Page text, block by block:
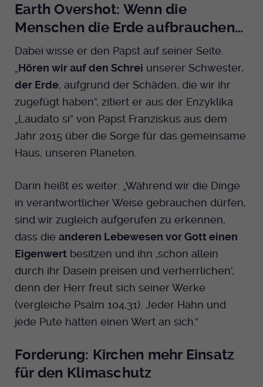
Earth Overshot: Wenn die
Menschen die Erde aufbrauchen…
Dabei wisse er den Papst auf seiner Seite.
„Hören wir auf den Schrei unserer Schwester,
der Erde, aufgrund der Schäden, die wir ihr
zugefügt haben“, zitiert er aus der Enzyklika
„Laudato si“ von Papst Franziskus aus dem
Jahr 2015 über die Sorge für das gemeinsame
Haus, unseren Planeten.
Darin heißt es weiter: „Während wir die Dinge
in verantwortlicher Weise gebrauchen dürfen,
sind wir zugleich aufgerufen zu erkennen,
dass die anderen Lebewesen vor Gott einen
Eigenwert besitzen und ihn ‚schon allein
durch ihr Dasein preisen und verherrlichen‘,
denn der Herr freut sich seiner Werke
(vergleiche Psalm 104,31). Jeder Hahn und
jede Pute hätten einen Wert an sich.“
Forderung: Kirchen mehr Einsatz
für den Klimaschutz